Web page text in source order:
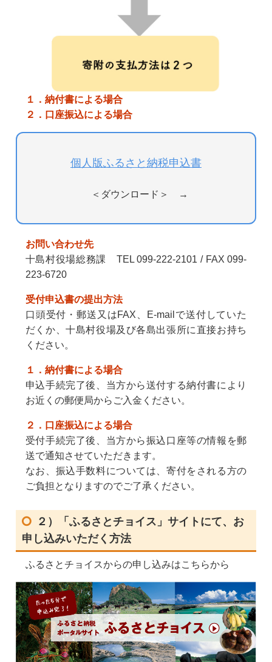
１．納付書による場合
２．口座振込による場合
個人版ふるさと納税申込書
＜ダウンロード＞ →
お問い合わせ先
十島村役場総務課 TEL 099-222-2101 / FAX 099-
223-6720
受付申込書の提出方法
口頭受付・郵送又はFAX、E-mailで送付していた
だくか、十島村役場及び各島出張所に直接お持ち
ください。
１．納付書による場合
申込手続完了後、当方から送付する納付書により
お近くの郵便局からご入金ください。
２．口座振込による場合
受付手続完了後、当方から振込口座等の情報を郵
送で通知させていただきます。
なお、振込手数料については、寄付をされる方の
ご負担となりますのでご了承ください。
２）「ふるさとチョイス」サイトにて、お
申し込みいただく方法
ふるさとチョイスからの申し込みはこちらから